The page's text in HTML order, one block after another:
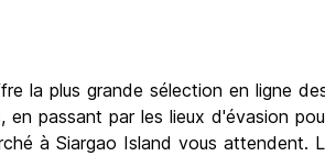
la plus grande sélection en ligne
passant par les lieux d'évasion
à Siargao Island vous attendent.